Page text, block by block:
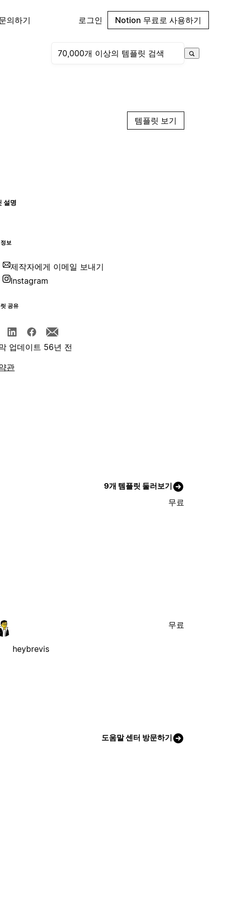
의하기 로그인 Notion 무료로 사용하기
템플릿 보기
설명
보
제작자에게 이메일 보내기
Instagram
공유
업데이트 56년 전
관
9개 템플릿 둘러보기
무료
heybrevis
무료
도움말 센터 방문하기